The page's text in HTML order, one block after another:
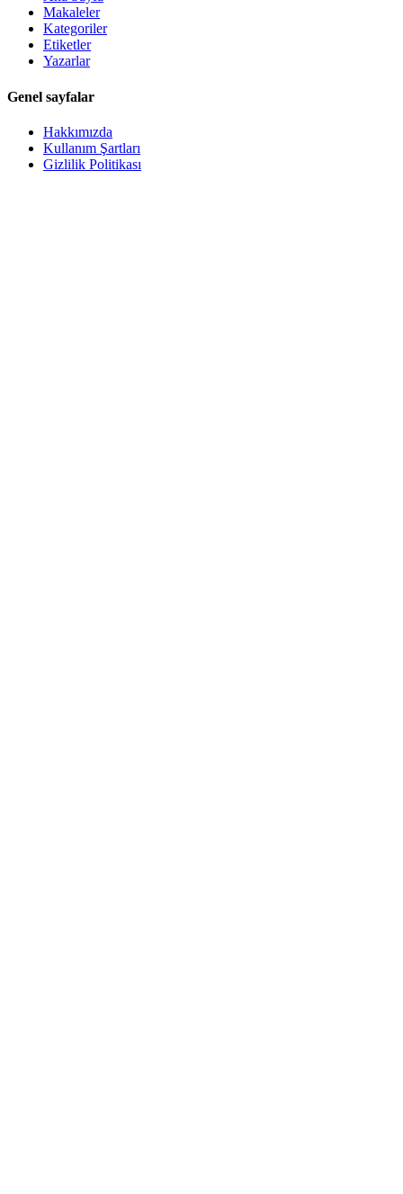
Makaleler
Kategoriler
Etiketler
Yazarlar
Genel sayfalar
Hakkımızda
Kullanım Şartları
Gizlilik Politikası